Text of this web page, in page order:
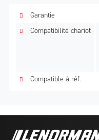
Garantie
Compatibilité chariot
Compatible à réf.